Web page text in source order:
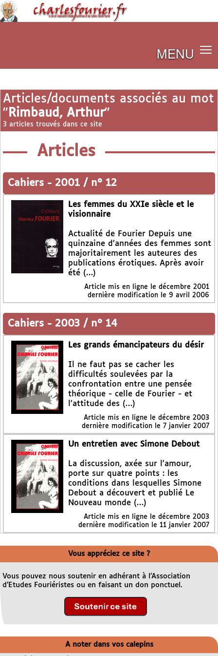
MENU
Articles/documents associés au mot
" Rimbaud, Arthur"
3 articles trouvés dans ce site
Articles
Cahiers - 2001 / n° 12
Les femmes du XXIe siècle et le
visionnaire
Actualité de Fourier Depuis une
quinzaine d’années des femmes sont
majoritairement les auteures des
publications érotiques. Après avoir
été (…)
Article mis en ligne le décembre 2001
dernière modification le 9 avril 2006
Cahiers - 2003 / n° 14
Les grands émancipateurs du désir
Il ne faut pas se cacher les
difficultés soulevées par la
confrontation entre une pensée
théorique - celle de Fourier - et
l’attitude des (…)
Article mis en ligne le décembre 2003
dernière modification le 7 janvier 2007
Un entretien avec Simone Debout
La discussion, axée sur l’amour,
porte sur quatre points : les
conditions dans lesquelles Simone
Debout a découvert et publié Le
Nouveau monde (…)
Article mis en ligne le décembre 2003
dernière modification le 11 janvier 2007
Vous appréciez ce site ?
Vous pouvez nous soutenir en adhérant à l’Association
d’Etudes Fouriéristes ou en faisant un don ponctuel.
A noter dans vos calepins